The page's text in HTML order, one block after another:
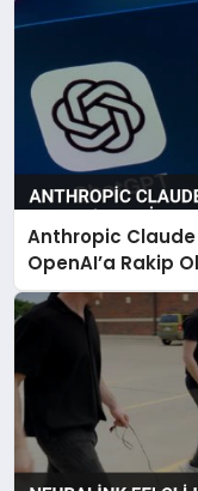
Anthropic
OpenAI’a Rakip